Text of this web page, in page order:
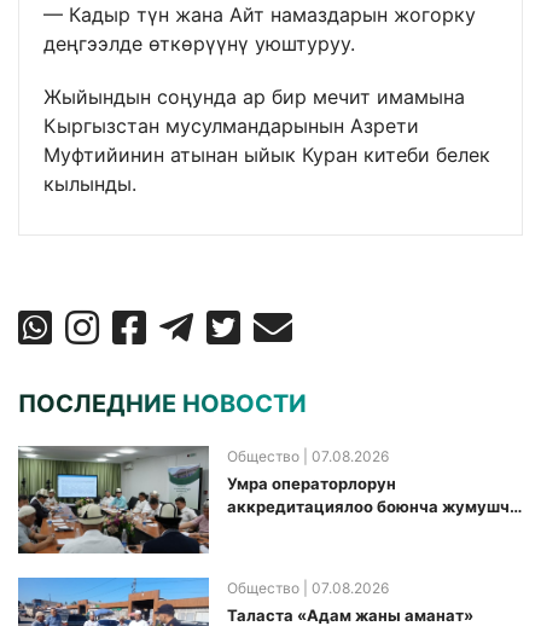
— Кадыр түн жана Айт намаздарын жогорку
деңгээлде өткөрүүнү уюштуруу.
Жыйындын соңунда ар бир мечит имамына
Кыргызстан мусулмандарынын Азрети
Муфтийинин атынан ыйык Куран китеби белек
кылынды.
ПОСЛЕДНИЕ НОВОСТИ
Общество | 07.08.2026
Умра операторлорун
аккредитациялоо боюнча жумушчу
Общество | 07.08.2026
Таласта «Адам жаны аманат»